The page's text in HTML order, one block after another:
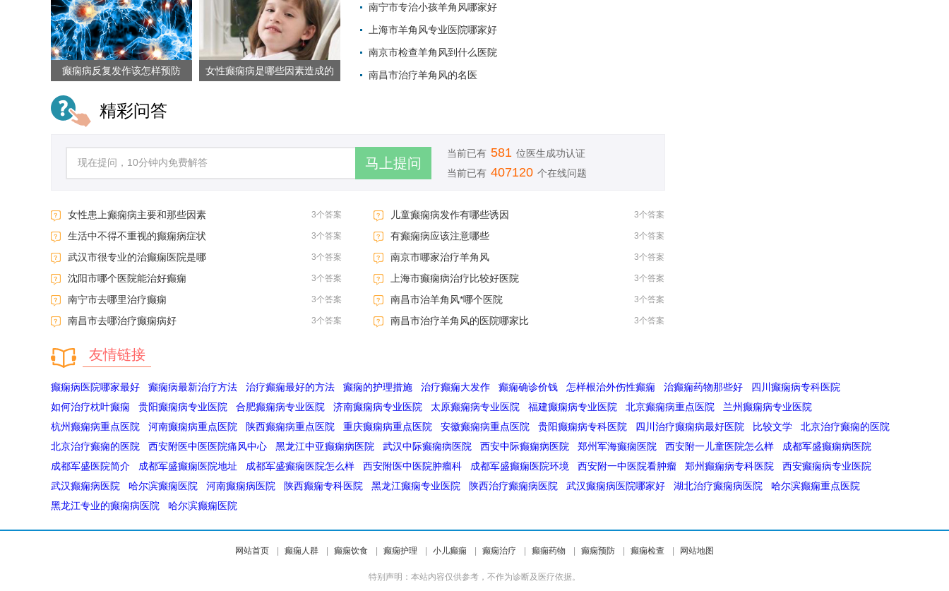
癫痫病反复发作该怎样预防 女性癫痫病是哪些因素造成的
南宁市专治小孩羊角风哪家好
上海市羊角风专业医院哪家好
南京市检查羊角风到什么医院
南昌市治疗羊角风的名医
精彩问答
当前已有 581 位医生成功认证
当前已有 407120 个在线问题
女性患上癫痫病主要和那些因素 3个答案 儿童癫痫病发作有哪些诱因 3个答案
生活中不得不重视的癫痫病症状 3个答案 有癫痫病应该注意哪些 3个答案
武汉市很专业的治癫痫医院是哪 3个答案 南京市哪家治疗羊角风 3个答案
沈阳市哪个医院能治好癫痫 3个答案 上海市癫痫病治疗比较好医院 3个答案
南宁市去哪里治疗癫痫 3个答案 南昌市治羊角风*哪个医院 3个答案
南昌市去哪治疗癫痫病好 3个答案 南昌市治疗羊角风的医院哪家比 3个答案
友情链接
癫痫病医院哪家最好 癫痫病最新治疗方法 治疗癫痫最好的方法 癫痫的护理措施 治疗癫痫大发作 癫痫确诊价钱 怎样根治外伤性癫痫 治癫痫药物那些好
四川癫痫病专科医院
如何治疗枕叶癫痫
贵阳癫痫病专业医院 合肥癫痫病专业医院 济南癫痫病专业医院 太原癫痫病专业医院 福建癫痫病专业医院 北京癫痫病重点医院
兰州癫痫病专业医院
杭州癫痫病重点医院
河南癫痫病重点医院 陕西癫痫病重点医院 重庆癫痫病重点医院 安徽癫痫病重点医院 贵阳癫痫病专科医院 四川治疗癫痫病最好医院 比较文学
北京治疗癫痫的医院
北京治疗癫痫的医院
西安附医中医医院痛风中心 黑龙江中亚癫痫病医院 武汉中际癫痫病医院 西安中际癫痫病医院 郑州军海癫痫医院 西安附一儿童医院怎么样
成都军盛癫痫病医院
成都军盛医院简介
成都军盛癫痫医院地址 成都军盛癫痫医院怎么样 西安附医中医院肿瘤科 成都军盛癫痫医院环境 西安附一中医院看肿瘤 郑州癫痫病专科医院
西安癫痫病专业医院
武汉癫痫病医院
哈尔滨癫痫医院 河南癫痫病医院 陕西癫痫专科医院 黑龙江癫痫专业医院 陕西治疗癫痫病医院 武汉癫痫病医院哪家好 湖北治疗癫痫病医院
哈尔滨癫痫重点医院
黑龙江专业的癫痫病医院
哈尔滨癫痫医院
网站首页 癫痫人群 癫痫饮食 癫痫护理 小儿癫痫 癫痫治疗 癫痫药物 癫痫预防 癫痫检查 网站地图
特别声明：本站内容仅供参考，不作为诊断及医疗依据。